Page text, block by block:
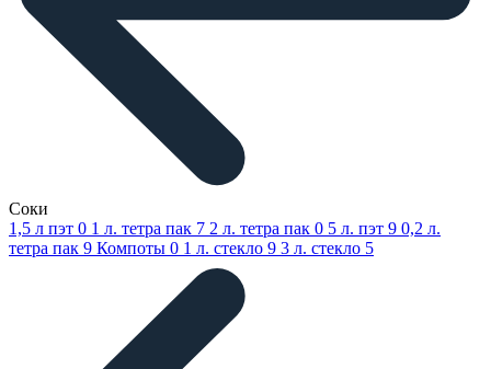
Соки
1,5 л пэт 0 1 л. тетра пак 7 2 л. тетра пак 0 5 л. пэт 9 0,2 л.
тетра пак 9 Компоты 0 1 л. стекло 9 3 л. стекло 5